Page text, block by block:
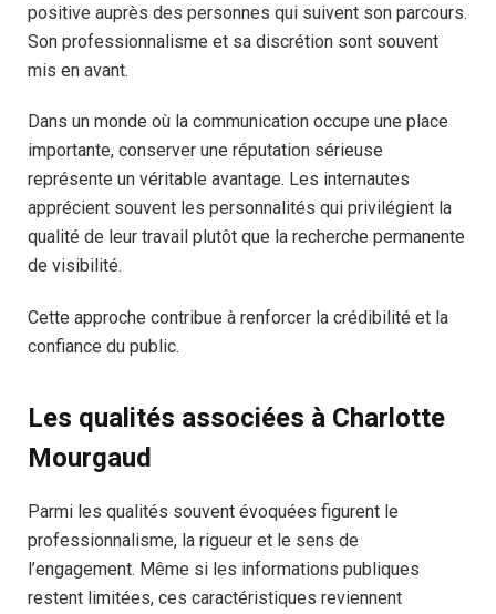
positive auprès des personnes qui suivent son parcours.
Son professionnalisme et sa discrétion sont souvent
mis en avant.
Dans un monde où la communication occupe une place
importante, conserver une réputation sérieuse
représente un véritable avantage. Les internautes
apprécient souvent les personnalités qui privilégient la
qualité de leur travail plutôt que la recherche permanente
de visibilité.
Cette approche contribue à renforcer la crédibilité et la
confiance du public.
Les qualités associées à Charlotte
Mourgaud
Parmi les qualités souvent évoquées figurent le
professionnalisme, la rigueur et le sens de
l’engagement. Même si les informations publiques
restent limitées, ces caractéristiques reviennent